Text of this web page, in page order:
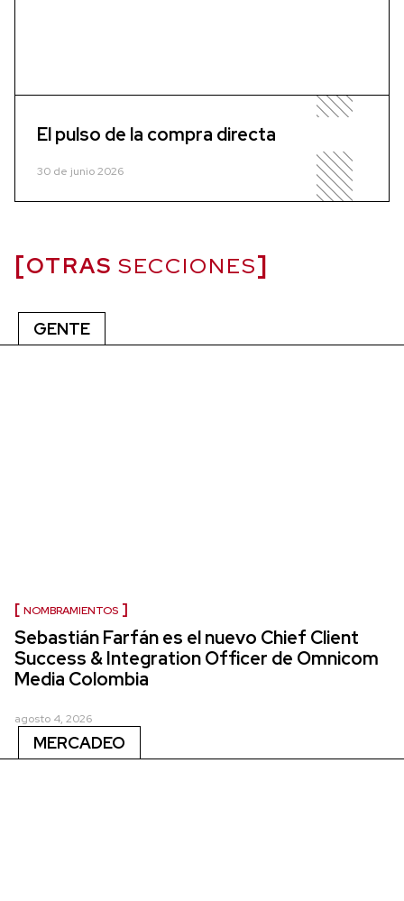
El pulso de la compra directa
30 de junio 2026
OTRAS SECCIONES
GENTE
NOMBRAMIENTOS
Sebastián Farfán es el nuevo Chief Client
Success & Integration Officer de Omnicom
Media Colombia
agosto 4, 2026
MERCADEO